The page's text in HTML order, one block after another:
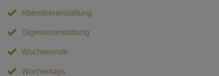
Abendveranstaltung
Tagesveranstaltung
Wochenende
Wochentags